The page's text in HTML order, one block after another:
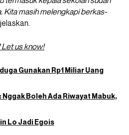
Kita masih melengkapi berkas-
Letusknow!
Gunakan Rp1 Miliar Uang
Boleh Ada Riwayat Mabuk,
Lo Jadi Egois